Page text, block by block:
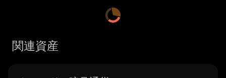
関連資産